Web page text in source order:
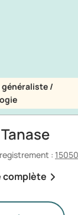
généraliste /
Tanase
:
complète